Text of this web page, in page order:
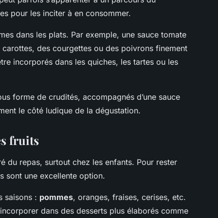
pour les inciter à en consommer.
dans les plats. Par exemple, une sauce tomate
des courgettes ou des poivrons finement
incorporés dans les quiches, les tartes ou les
forme de crudités, accompagnés d’une sauce
le côté ludique de la dégustation.
fruits
du repas, surtout chez les enfants. Pour rester
sont une excellente option.
saisons : pommes, oranges, fraises, cerises, etc.
dans des desserts plus élaborés comme